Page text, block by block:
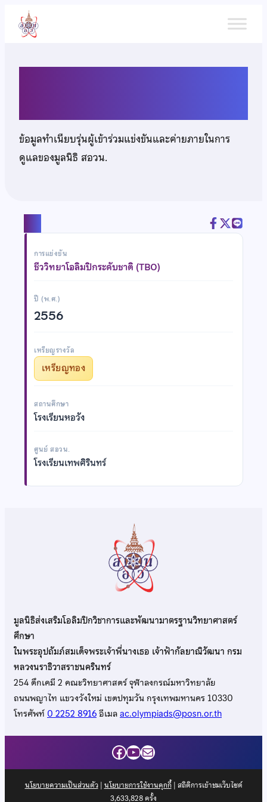
เนื้อหา
ข้อมูลทำเนียบรุ่นผู้เข้าร่วมแข่งขันและค่ายภายในการ
ดูแลของมูลนิธิ สอวน.
การแข่งขัน
ชีววิทยาโอลิมปิกระดับชาติ (TBO)
ปี (พ.ศ.)
2556
เหรียญรางวัล
เหรียญทอง
สถานศึกษา
โรงเรียนหอวัง
ศูนย์ สอวน.
โรงเรียนเทพศิรินทร์
มูลนิธิส่งเสริมโอลิมปิกวิชาการและพัฒนามาตรฐานวิทยาศาสตร์
ศึกษา
ในพระอุปถัมภ์สมเด็จพระเจ้าพี่นางเธอ เจ้าฟ้ากัลยาณิวัฒนา กรม
หลวงนราธิวาสราชนครินทร์
254 ตึกเคมี 2 คณะวิทยาศาสตร์ จุฬาลงกรณ์มหาวิทยาลัย
ถนนพญาไท แขวงวังใหม่ เขตปทุมวัน กรุงเทพมหานคร 10330
โทรศัพท์0 2252 8916อีเมลac.olympiads@posn.or.th
Facebook
YouTube
Mail
นโยบายความเป็นส่วนตัว| นโยบายการใช้งานคุกกี้| สถิติการเข้าชมเว็บไซต์
3,633,828ครั้ง